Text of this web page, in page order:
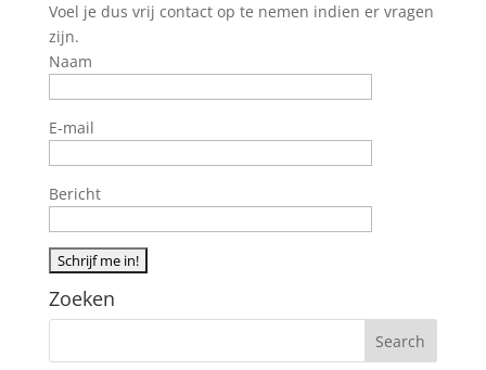
Voel je dus vrij contact op te nemen indien er vragen
zijn.
Naam
E-mail
Bericht
Zoeken